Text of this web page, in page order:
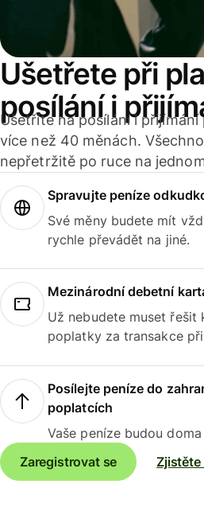
Ušetřete při
posílání i
Ušetříte na posílání i
více než 40 měnách.
nepřetržitě po ruce na
Spravujte peníze
Své měny budete mít
rychle převádět na jiné.
Mezinárodní debetní
Už nebudete muset řešit
poplatky za transakce
Posílejte peníze do
poplatcích
Vaše peníze budou
Zaregistrovat se
Zjistěte